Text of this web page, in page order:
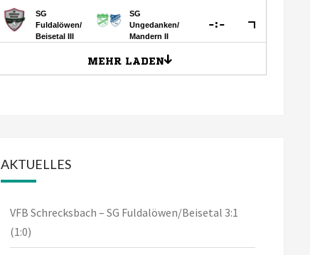
AKTUELLES
VFB Schrecksbach – SG Fuldalöwen/Beisetal 3:1
(1:0)